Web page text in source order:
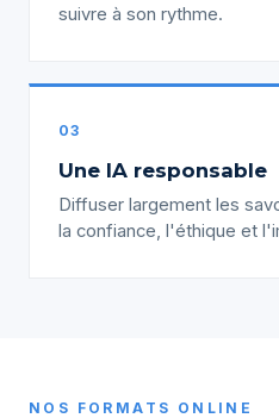
suivre à son rythme.
03
Une IA responsable
Diffuser largement les
la confiance, l'éthique et
NOS FORMATS ONLINE